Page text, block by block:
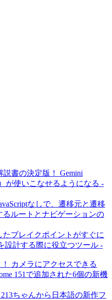
書の決定版！ Gemini
が使いこなせるようになる -
なしで、遷移元と遷移
ルートとナビゲーションの
ブレイクポイントがすぐに
設計する際に役立つツール -
カメラにアクセスできる
151で追加された6個の新機
ちゃんから日本語の新作フ